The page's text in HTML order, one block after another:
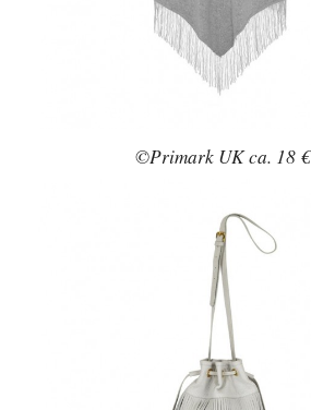
©Primark UK ca. 18 €